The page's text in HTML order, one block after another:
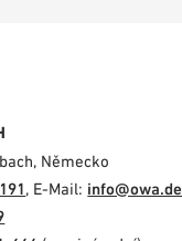
Německo
, E-Mail: info@owa.de